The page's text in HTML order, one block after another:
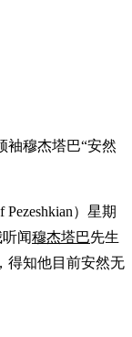
袖穆杰塔巴“安然
）星期
闻穆杰塔巴先生
得知他目前安然无